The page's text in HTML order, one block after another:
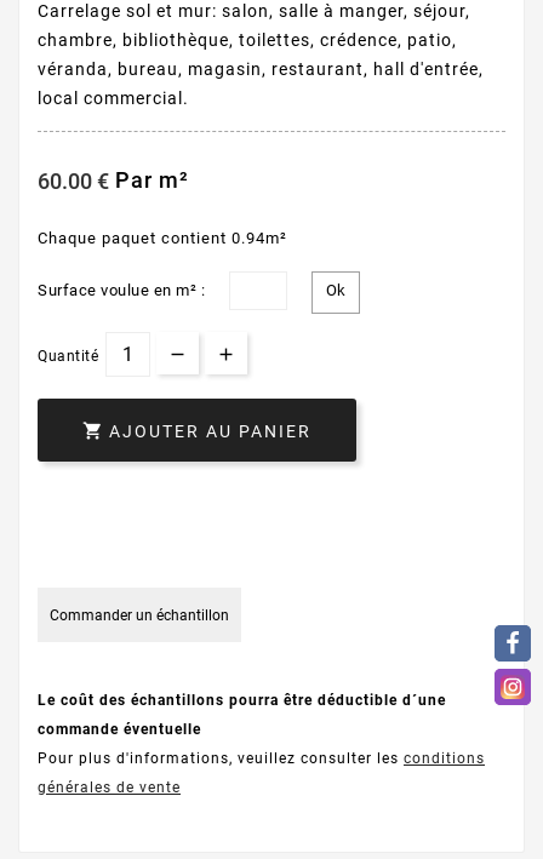
Carrelage sol et mur: salon, salle à manger, séjour,
chambre, bibliothèque, toilettes, crédence, patio,
véranda, bureau, magasin, restaurant, hall d'entrée,
local commercial.
60.00 € Par m²
Chaque paquet contient 0.94m²
Surface voulue en m² :
Quantité
 AJOUTER AU PANIER
Commander un échantillon
Le coût des échantillons pourra être déductible d´une
commande éventuelle
Pour plus d'informations, veuillez consulter les conditions
générales de vente